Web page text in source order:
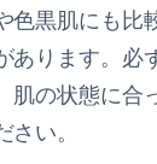
色黒肌にも比
あります。必
肌の状態に合
い。